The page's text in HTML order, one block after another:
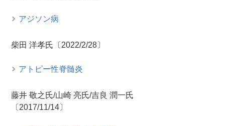
アジソン病
柴田 洋孝氏〔2022/2/28〕
アトピー性脊髄炎
藤井 敬之氏/山崎 亮氏/吉良 潤一氏
〔2017/11/14〕